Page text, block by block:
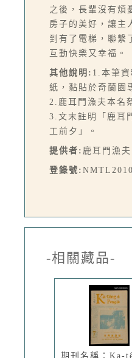
之後，長輩沒有煩
房子的美好，讓主
到有了電梯，聯繫
互動快樂又幸福。
其他說明: 1.本筆資
紙，黏貼於奇蘭園
2.鹿耳門漁夫本名
3.文末註明「鹿耳
工前夕」。
提供者: 鹿耳門漁夫
登錄號:
-相關藏品-
期刊名稱：Ka-